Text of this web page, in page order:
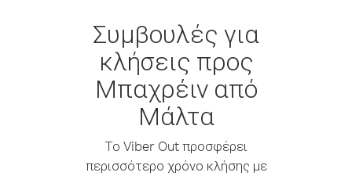
Συμβουλές για
κλήσεις προς
Μπαχρέιν από
Μάλτα
Το Viber Out προσφέρει
περισσότερο χρόνο κλήσης με